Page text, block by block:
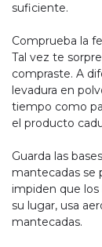
suficiente.
Comprueba la
Tal vez te
compraste. A
levadura en
tiempo como
el producto
Guarda las
mantecadas se
impiden que los
su lugar, usa
mantecadas.